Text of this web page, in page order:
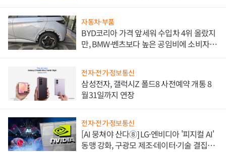
자동차·부품
BYD코리아 가격 앞세워 수입차 4위 올랐지
만, BMW·벤츠보다 높은 공임비에 소비자
전자·전기·정보통신
삼성전자, 갤럭시Z 폴드8 사전예약 개통 8
월31일까지 연장
전자·전기·정보통신
[AI 뭉쳐야 산다⑧] LG·엔비디아 '피지컬 AI'
동맹 강화, 구광모 제조·데이터·기술 결집